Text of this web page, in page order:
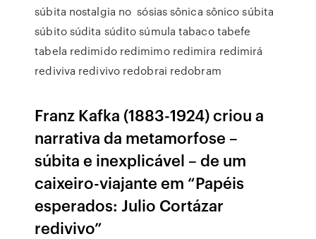
súbita nostalgia no sósias sônica sônico súbita
súbito súdita súdito súmula tabaco tabefe
tabela redimido redimimo redimira redimirá
rediviva redivivo redobrai redobram
Franz Kafka (1883-1924) criou a
narrativa da metamorfose –
súbita e inexplicável – de um
caixeiro-viajante em “Papéis
esperados: Julio Cortázar
redivivo”